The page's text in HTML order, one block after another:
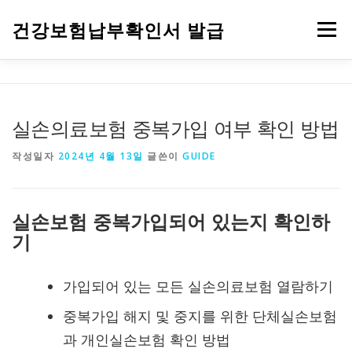
건강보험납부확인서 발급 메뉴
실손의료보험 중복가입 여부 확인 방법
작성일자 2024년 4월 13일 글쓴이 GUIDE
실손보험 중복가입되어 있는지 확인하
기
가입되어 있는 모든 실손의료보험 열람하기
중복가입 해지 및 중지를 위한 단체실손보험
과 개인실손보험 확인 방법